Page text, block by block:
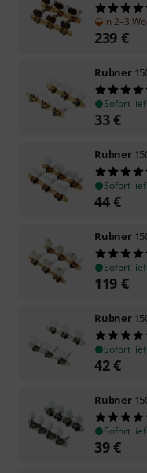
In 2–3
239 €
Rubner
Sofort
33€
Rubner
Sofort
44€
Rubner
Sofort
119 €
Rubner
Sofort
42€
Rubner
Sofort
39€